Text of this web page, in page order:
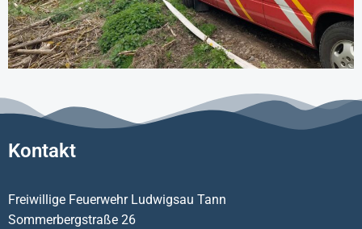
Kontakt
Freiwillige Feuerwehr Ludwigsau Tann
Sommerbergstraße 26